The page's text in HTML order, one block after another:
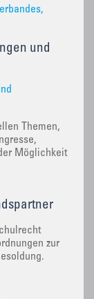
und
Themen,
Möglichkeit
zur